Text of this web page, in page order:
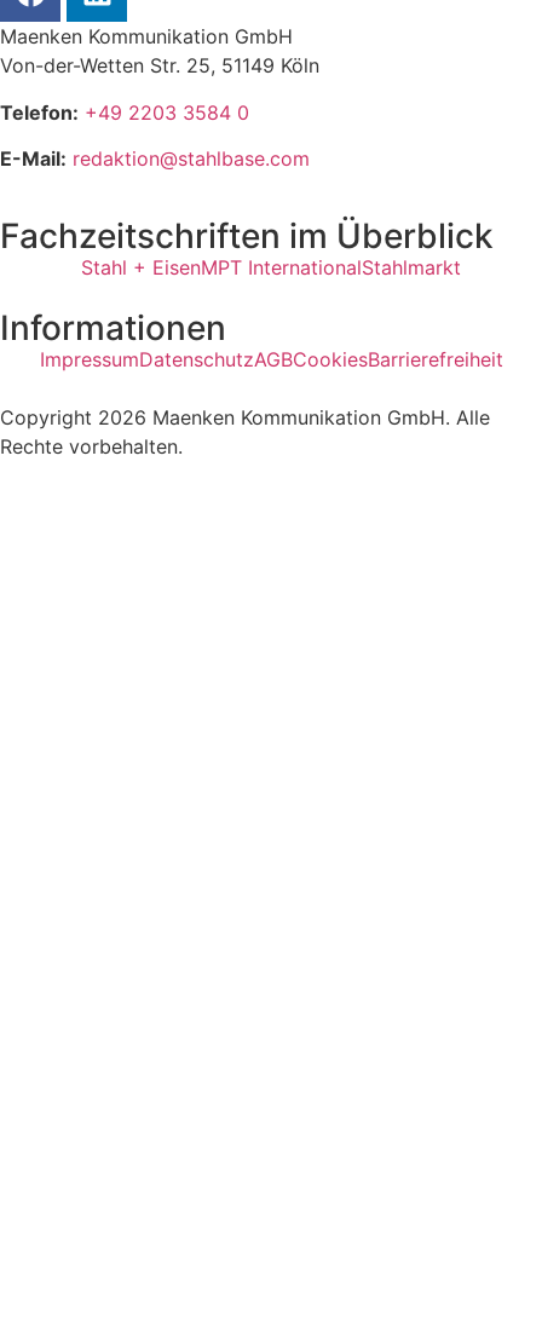
Maenken Kommunikation GmbH
Von-der-Wetten Str. 25, 51149 Köln
Telefon: +49 2203 3584 0
E-Mail: redaktion@stahlbase.com
Fachzeitschriften im Überblick
Stahl + EisenMPT InternationalStahlmarkt
Informationen
ImpressumDatenschutzAGBCookiesBarrierefreiheit
Copyright 2026 Maenken Kommunikation GmbH. Alle
Rechte vorbehalten.